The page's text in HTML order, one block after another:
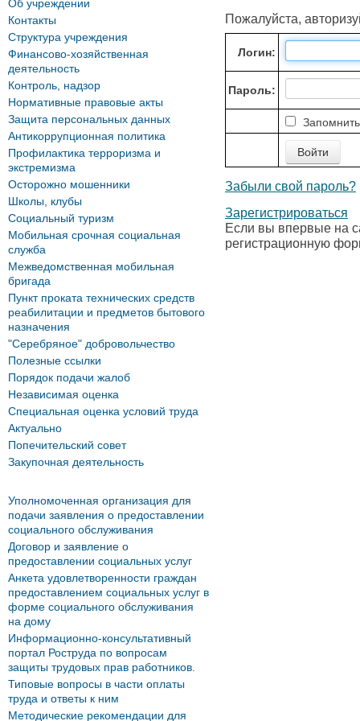
Пожалуйста,
Логин:
Пароль:
Забыли свой пароль?
Зарегистрироваться
Если вы впервые на
регистрационную
Об учреждении
Контакты
Структура учреждения
Финансово-хозяйственная
деятельность
Контроль, надзор
Нормативные правовые акты
Защита персональных данных
Антикоррупционная политика
Профилактика терроризма и
экстремизма
Осторожно мошенники
Школы, клубы
Социальный туризм
Мобильная срочная социальная
служба
Межведомственная мобильная
бригада
Пункт проката технических средств
реабилитации и предметов бытового
назначения
"Серебряное" добровольчество
Полезные ссылки
Порядок подачи жалоб
Независимая оценка
Специальная оценка условий труда
Актуально
Попечительский совет
Закупочная деятельность
Уполномоченная организация для
подачи заявления о предоставлении
социального обслуживания
Договор и заявление о
предоставлении социальных услуг
Анкета удовлетворенности граждан
предоставлением социальных услуг в
форме социального обслуживания
на дому
Информационно-консультативный
портал Роструда по вопросам
защиты трудовых прав работников.
Типовые вопросы в части оплаты
труда и ответы к ним
Методические рекомендации для